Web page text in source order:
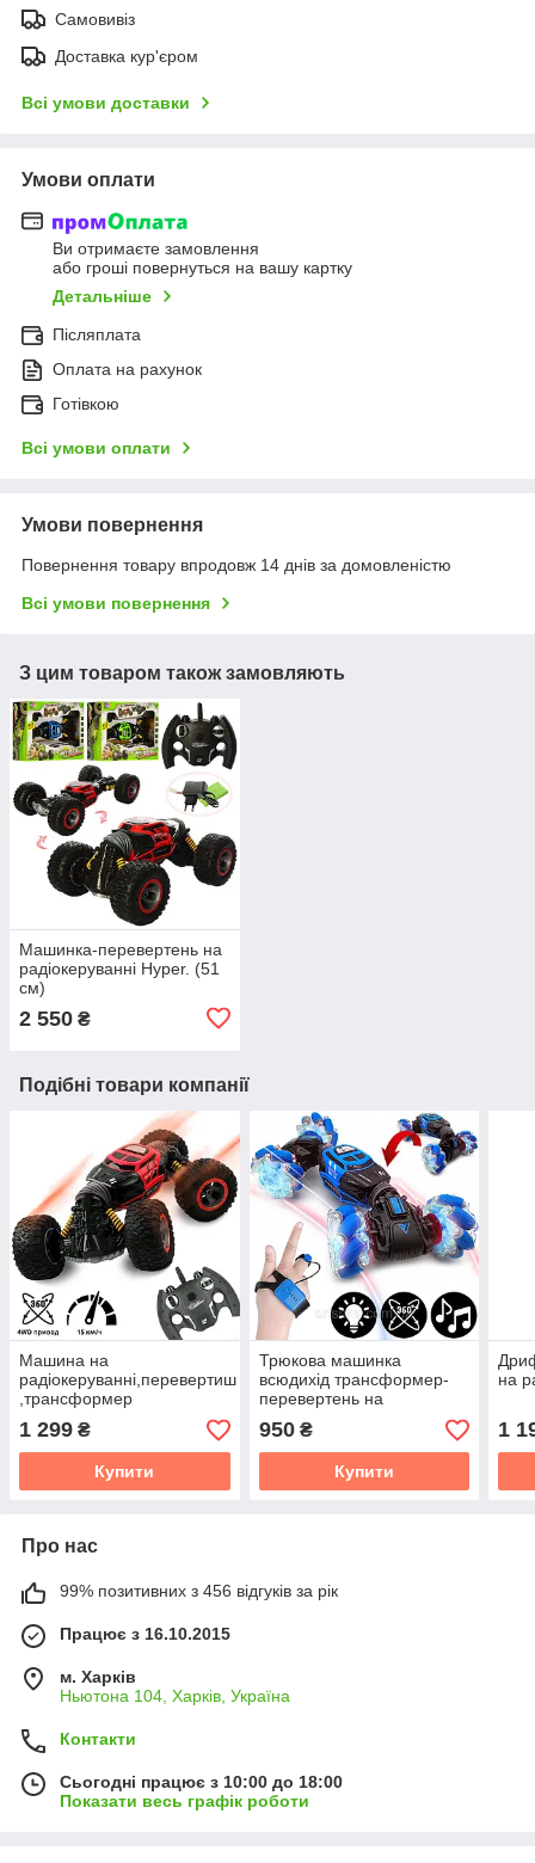
Самовивіз
Доставка кур'єром
Всі умови доставки
Умови оплати
Ви отримаєте замовлення
або гроші повернуться на вашу картку
Детальніше
Післяплата
Оплата на рахунок
Готівкою
Всі умови оплати
Умови повернення
Повернення товару впродовж 14 днів за домовленістю
Всі умови повернення
З цим товаром також замовляють
Машинка-перевертень на
радіокеруванні Hyper. (51
см)
2 550 ₴
Подібні товари компанії
Машина на
радіокеруванні,перевертиш
,трансформер
Hyper(Хайпер )
1 299 ₴
Купити
Трюкова машинка
всюдихід трансформер-
перевертень на
радіокеруванні
950₴
Купити
на
1
Про нас
99% позитивних з 456 відгуків за рік
Працює з 16.10.2015
м. Харків
Ньютона 104, Харків, Україна
Контакти
Сьогодні працює з 10:00 до 18:00
Показати весь графік роботи